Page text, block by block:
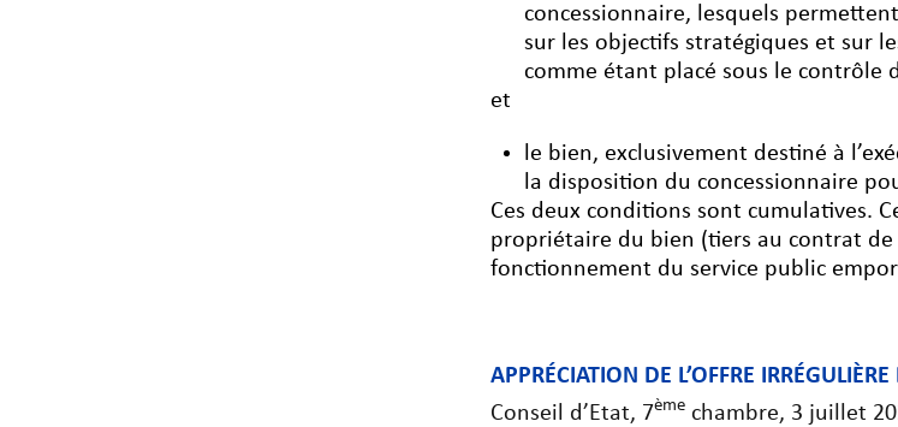
concessionnaire, lesquels
sur les objectifs stratégiques et sur
comme étant placé sous le contrôle
et
le bien, exclusivement destiné à
la disposition du concessionnaire
Ces deux conditions sont cumulatives.
propriétaire du bien (tiers au contrat de
fonctionnement du service public
APPRÉCIATION DE L’OFFRE
Conseil d’Etat, 7ème chambre, 3 juillet